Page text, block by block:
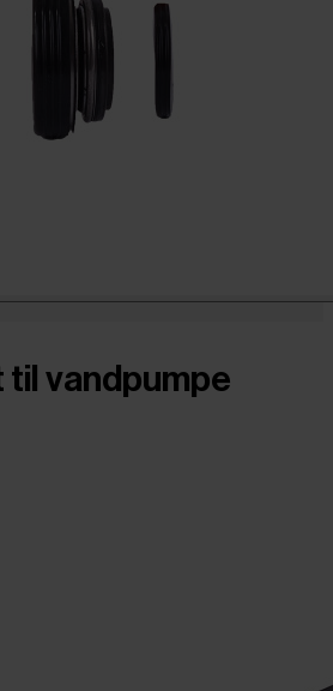
vandpumpe